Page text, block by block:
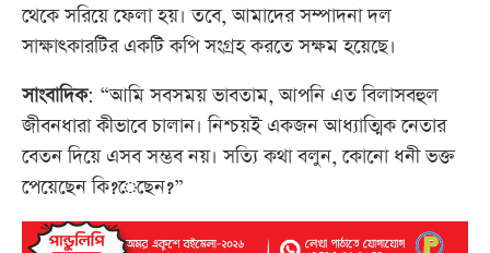
থেকে সরিয়ে ফেলা হয়। তবে, আমাদের সম্পাদনা দল
সাক্ষাৎকারটির একটি কপি সংগ্রহ করতে সক্ষম হয়েছে।
সাংবাদিক: “আমি সবসময় ভাবতাম, আপনি এত বিলাসবহুল
জীবনধারা কীভাবে চালান। নিশ্চয়ই একজন আধ্যাত্মিক নেতার
বেতন দিয়ে এসব সম্ভব নয়। সত্যি কথা বলুন, কোনো ধনী ভক্ত
পেয়েছেন কি?েছেন?”